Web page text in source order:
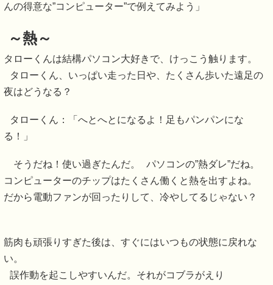
んの得意な”コンピューター”で例えてみよう」
～熱～
タローくんは結構パソコン大好きで、けっこう触ります。
タローくん、いっぱい走った日や、たくさん歩いた遠足の
夜はどうなる？
タローくん：「へとへとになるよ！足もパンパンにな
る！」
そうだね！使い過ぎたんだ。 パソコンの”熱ダレ”だね。
コンピューターのチップはたくさん働くと熱を出すよね。
だから電動ファンが回ったりして、冷やしてるじゃない？
筋肉も頑張りすぎた後は、すぐにはいつもの状態に戻れな
い。
誤作動を起こしやすいんだ。それがコブラがえり